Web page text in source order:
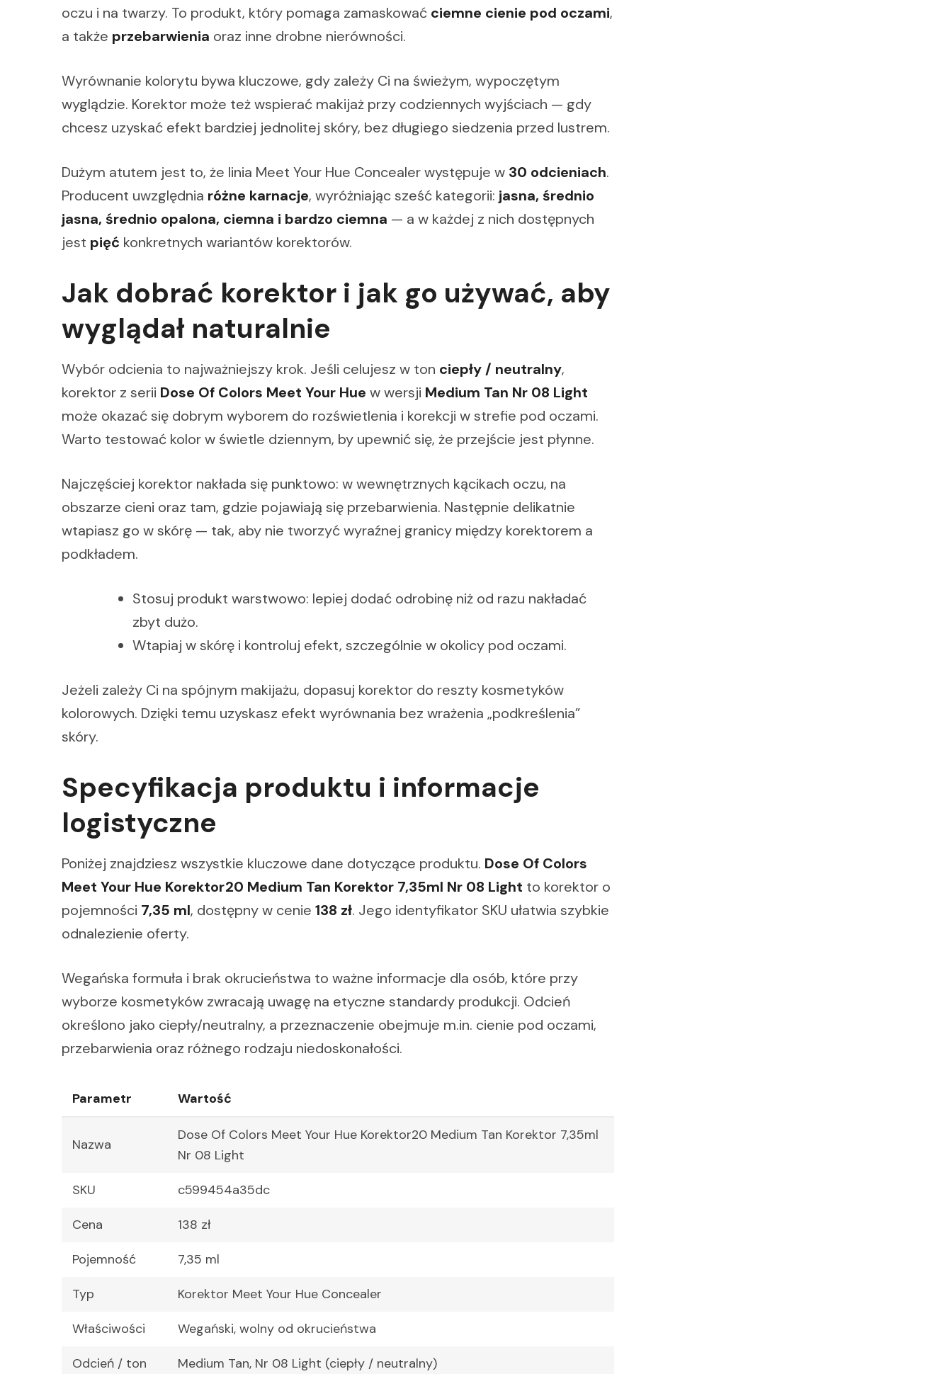
oczu i na twarzy. To produkt, który pomaga zamaskować ciemne cienie pod oczami,
a także przebarwienia oraz inne drobne nierówności.
Wyrównanie kolorytu bywa kluczowe, gdy zależy Ci na świeżym, wypoczętym
wyglądzie. Korektor może też wspierać makijaż przy codziennych wyjściach — gdy
chcesz uzyskać efekt bardziej jednolitej skóry, bez długiego siedzenia przed lustrem.
Dużym atutem jest to, że linia Meet Your Hue Concealer występuje w 30 odcieniach.
Producent uwzględnia różne karnacje, wyróżniając sześć kategorii: jasna, średnio
jasna, średnio opalona, ciemna i bardzo ciemna — a w każdej z nich dostępnych
jest pięć konkretnych wariantów korektorów.
Jak dobrać korektor i jak go używać, aby
wyglądał naturalnie
Wybór odcienia to najważniejszy krok. Jeśli celujesz w ton ciepły / neutralny,
korektor z serii Dose Of Colors Meet Your Hue w wersji Medium Tan Nr 08 Light
może okazać się dobrym wyborem do rozświetlenia i korekcji w strefie pod oczami.
Warto testować kolor w świetle dziennym, by upewnić się, że przejście jest płynne.
Najczęściej korektor nakłada się punktowo: w wewnętrznych kącikach oczu, na
obszarze cieni oraz tam, gdzie pojawiają się przebarwienia. Następnie delikatnie
wtapiasz go w skórę — tak, aby nie tworzyć wyraźnej granicy między korektorem a
podkładem.
Stosuj produkt warstwowo: lepiej dodać odrobinę niż od razu nakładać
zbyt dużo.
Wtapiaj w skórę i kontroluj efekt, szczególnie w okolicy pod oczami.
Jeżeli zależy Ci na spójnym makijażu, dopasuj korektor do reszty kosmetyków
kolorowych. Dzięki temu uzyskasz efekt wyrównania bez wrażenia „podkreślenia”
skóry.
Specyfikacja produktu i informacje
logistyczne
Poniżej znajdziesz wszystkie kluczowe dane dotyczące produktu. Dose Of Colors
Meet Your Hue Korektor20 Medium Tan Korektor 7,35ml Nr 08 Light to korektor o
pojemności 7,35 ml, dostępny w cenie 138 zł. Jego identyfikator SKU ułatwia szybkie
odnalezienie oferty.
Wegańska formuła i brak okrucieństwa to ważne informacje dla osób, które przy
wyborze kosmetyków zwracają uwagę na etyczne standardy produkcji. Odcień
określono jako ciepły/neutralny, a przeznaczenie obejmuje m.in. cienie pod oczami,
przebarwienia oraz różnego rodzaju niedoskonałości.
Parametr Wartość
Nazwa
Dose Of Colors Meet Your Hue Korektor20 Medium Tan Korektor 7,35ml
Nr 08 Light
SKU c599454a35dc
Cena 138 zł
Pojemność 7,35 ml
Typ Korektor Meet Your Hue Concealer
Właściwości Wegański, wolny od okrucieństwa
Odcień / ton Medium Tan, Nr 08 Light (ciepły / neutralny)